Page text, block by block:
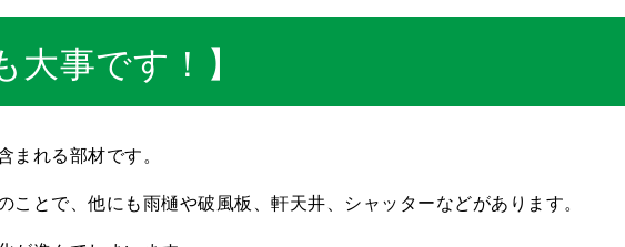
大事です！】
れる部材です。
とで、他にも雨樋や破風板、軒天井、シャッターなどがあります。